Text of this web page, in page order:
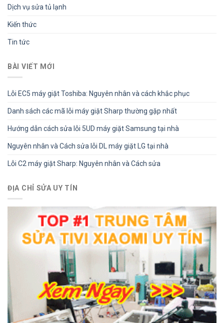
Dịch vụ sửa tủ lạnh
Kiến thức
Tin tức
BÀI VIẾT MỚI
Lỗi EC5 máy giặt Toshiba: Nguyên nhân và cách khắc phục
Danh sách các mã lỗi máy giặt Sharp thường gặp nhất
Hướng dẫn cách sửa lỗi 5UD máy giặt Samsung tại nhà
Nguyên nhân và Cách sửa lỗi DL máy giặt LG tại nhà
Lỗi C2 máy giặt Sharp: Nguyên nhân và Cách sửa
ĐỊA CHỈ SỬA UY TÍN